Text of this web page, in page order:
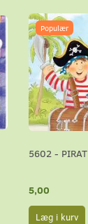
Populær
5602 - PIRAT
5,00
Læg i kurv